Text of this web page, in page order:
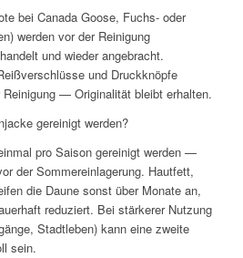
bei Canada Goose, Fuchs- oder
werden vor der Reinigung
und wieder angebracht.
und Druckknöpfe
— Originalität bleibt erhalten.
gereinigt werden?
pro Saison gereinigt werden —
der Sommereinlagerung. Hautfett,
die Daune sonst über Monate an,
reduziert. Bei stärkerer Nutzung
Stadtleben) kann eine zweite
sein.